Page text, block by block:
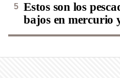
Estos son los
bajos en mercurio